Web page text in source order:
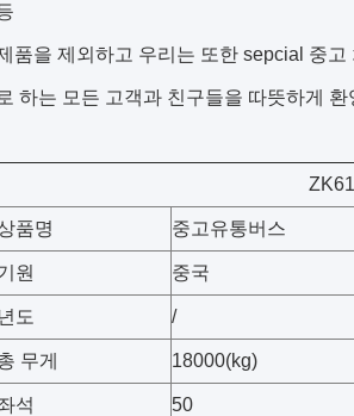
품을 제외하고 우리는 또한 sepcial 중
로 하는 모든 고객과 친구들을 따뜻하게
품명 중고유통버스
원 중국
년도 /
무게 18000(kg)
석 50